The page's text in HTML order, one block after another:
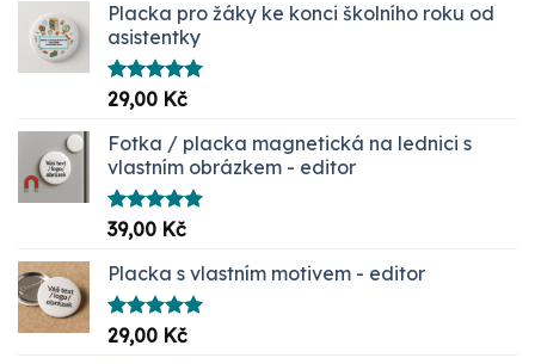
Placka pro žáky ke konci školního roku od
asistentky
Hodnocení
5.00
29,00 Kč
Fotka / placka magnetická na lednici s
vlastním obrázkem - editor
Hodnocení
5.00
39,00 Kč
Placka s vlastním motivem - editor
Hodnocení
5.00
29,00 Kč